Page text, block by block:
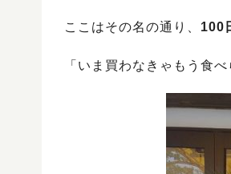
ここはその名の通り、 100
「いま買わなきゃもう食